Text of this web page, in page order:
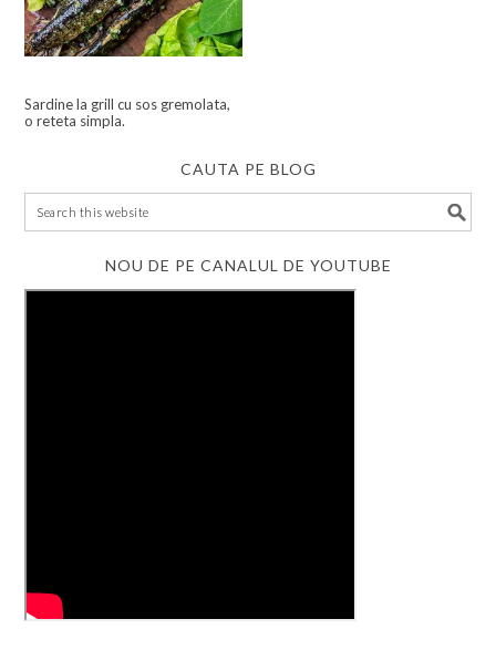
Sardine la grill cu sos gremolata,
o reteta simpla.
CAUTA PE BLOG
NOU DE PE CANALUL DE YOUTUBE